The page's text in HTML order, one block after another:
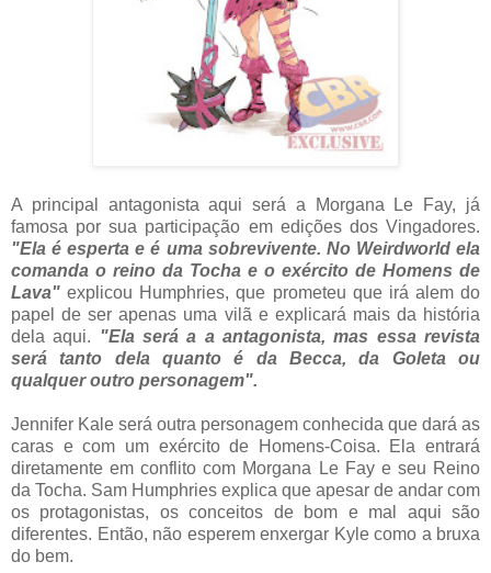
A principal antagonista aqui será a Morgana Le Fay, já
famosa por sua participação em edições dos Vingadores.
"Ela é esperta e é uma sobrevivente. No Weirdworld ela
comanda o reino da Tocha e o exército de Homens de
Lava" explicou Humphries, que prometeu que irá alem do
papel de ser apenas uma vilã e explicará mais da história
dela aqui. "Ela será a a antagonista, mas essa revista
será tanto dela quanto é da Becca, da Goleta ou
qualquer outro personagem".
Jennifer Kale será outra personagem conhecida que dará as
caras e com um exército de Homens-Coisa. Ela entrará
diretamente em conflito com Morgana Le Fay e seu Reino
da Tocha. Sam Humphries explica que apesar de andar com
os protagonistas, os conceitos de bom e mal aqui são
diferentes. Então, não esperem enxergar Kyle como a bruxa
do bem.